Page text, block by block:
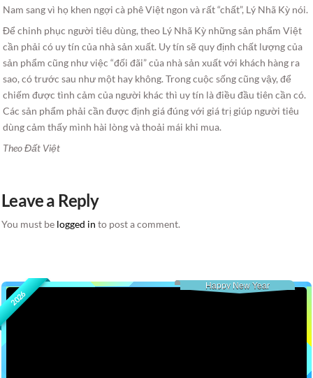
Nam sang vì họ khen ngợi cà phê Việt ngon và rất “chất”, Lý Nhã Kỳ nói.
Để chinh phục người tiêu dùng, theo Lý Nhã Kỳ những sản phẩm Việt
cần phải có uy tín của nhà sản xuất. Uy tín sẽ quy định chất lượng của
sản phẩm cũng như việc “đối đãi” của nhà sản xuất với khách hàng ra
sao, có trước sau như một hay không. Trong cuộc sống cũng vậy, để
chiếm được tình cảm của người khác thì uy tín là điều đầu tiên cần có.
Các sản phẩm phải cần được định giá đúng với giá trị giúp người tiêu
dùng cảm thấy mình hài lòng và thoải mái khi mua.
Theo Đất Việt
Leave a Reply
You must be logged in to post a comment.
2026
Happy New Year